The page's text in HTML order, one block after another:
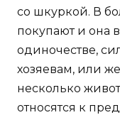
со шкуркой. В
покупают и она
одиночестве,
хозяевам, или
несколько
относятся к